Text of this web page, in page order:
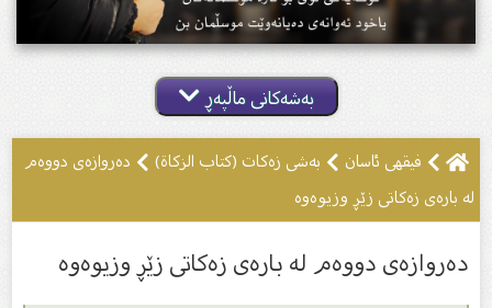
بەشەکانی ماڵپەڕ
فیقهی ئاسان بەشی زەکات (کتاب الزکاة)
ده‌روازه‌ى دووه‌م
له‌ باره‌ى زه‌كاتی زێڕ وزیوه‌وه‌
ده‌روازه‌ى دووه‌م له‌ باره‌ى زه‌كاتی زێڕ وزیوه‌وه‌